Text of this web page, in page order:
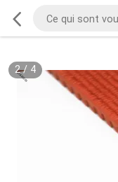
2/ 4